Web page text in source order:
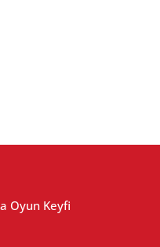
Oyun Keyfi